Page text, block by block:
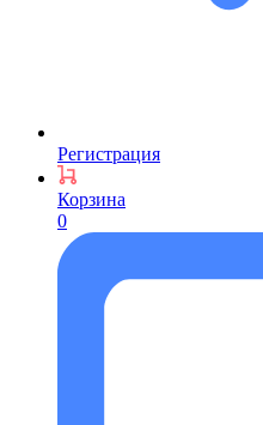
Регистрация
Корзина
0